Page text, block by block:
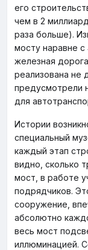
его
чем в 2
раза больше).
мосту наравне
железная
реализована не
предусмотрели
для
Истории
специальный
каждый этап
видно, сколько
мост, в работе
подрядчиков.
сооружение,
абсолютно
весь мост
иллюминацией.